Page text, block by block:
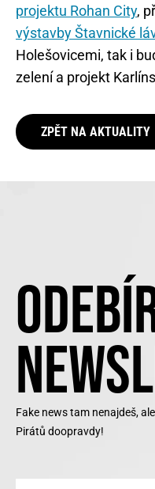
projektu Rohan City,
výstavby Štavnické
Holešovicemi, tak i
zelení a projekt
ZPĚT NA AKTUALITY
Fake news tam nenajdeš,
Pirátů doopravdy!